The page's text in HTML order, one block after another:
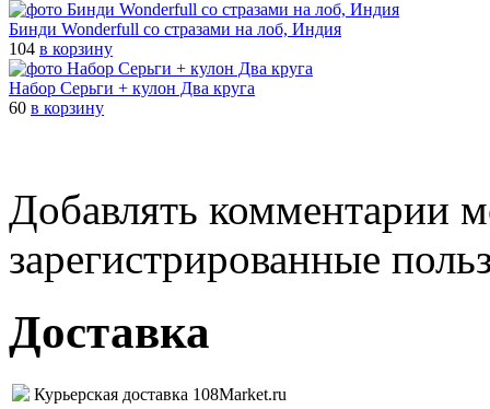
Бинди Wonderfull со стразами на лоб, Индия
104 в корзину
Набор Серьги + кулон Два круга
60 в корзину
Добавлять комментарии
зарегистрированные
Доставка
Курьерская доставка 108Market.ru